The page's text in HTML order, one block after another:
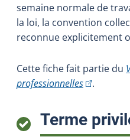
semaine normale de
la loi, la convention
reconnue explicitement
Cette fiche fait partie du
professionnelles(Cet
.
Terme